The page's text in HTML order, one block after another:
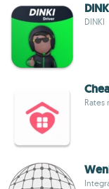
DINKI
Rates